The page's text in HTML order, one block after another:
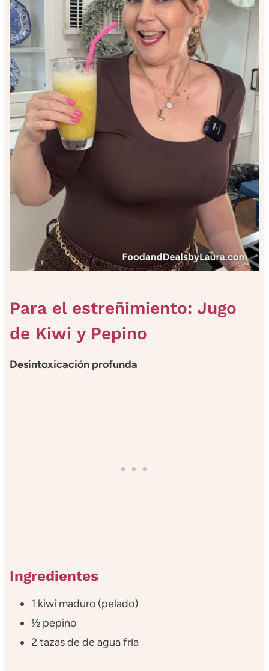
Para el estreñimiento: Jugo
de Kiwi y Pepino
Desintoxicación profunda
Ingredientes
1 kiwi maduro (pelado)
½ pepino
2 tazas de de agua fría